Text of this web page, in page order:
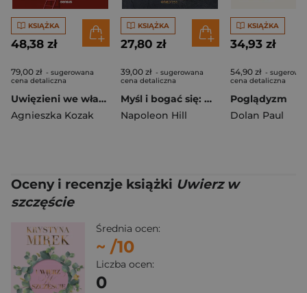
KSIĄŻKA
48,38 zł
79,00 zł - sugerowana
cena detaliczna
Uwięzieni we własnej głowie. Jak zrozumieć przeszłość i mieć szczęśliwsze życie
Agnieszka Kozak
KSIĄŻKA
27,80 zł
39,00 zł - sugerowana
cena detaliczna
Myśl i bogać się: Współczesne przesłanie Napoleona Hilla
Napoleon Hill
KSIĄŻKA
34,93 zł
54,90 zł -
cena detaliczna
Poglądyzm
Dolan Paul
Oceny i recenzje książki Uwierz w
szczęście
Średnia ocen:
~ /10
Liczba ocen:
0